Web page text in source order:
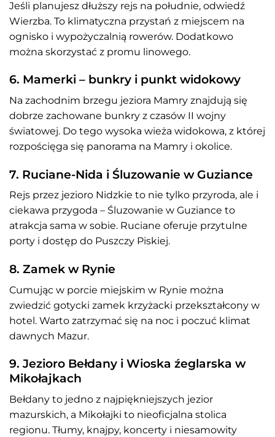
Jeśli planujesz dłuższy rejs na południe, odwiedź
Wierzba. To klimatyczna przystań z miejscem na
ognisko i wypożyczalnią rowerów. Dodatkowo
można skorzystać z promu linowego.
6. Mamerki – bunkry i punkt widokowy
Na zachodnim brzegu jeziora Mamry znajdują się
dobrze zachowane bunkry z czasów II wojny
światowej. Do tego wysoka wieża widokowa, z której
rozpościęga się panorama na Mamry i okolice.
7. Ruciane-Nida i Śluzowanie w Guziance
Rejs przez jezioro Nidzkie to nie tylko przyroda, ale i
ciekawa przygoda – Śluzowanie w Guziance to
atrakcja sama w sobie. Ruciane oferuje przytulne
porty i dostęp do Puszczy Piskiej.
8. Zamek w Rynie
Cumując w porcie miejskim w Rynie można
zwiedzić gotycki zamek krzyżacki przekształcony w
hotel. Warto zatrzymać się na noc i poczuć klimat
dawnych Mazur.
9. Jezioro Bełdany i Wioska źeglarska w
Mikołajkach
Bełdany to jedno z najpiękniejszych jezior
mazurskich, a Mikołajki to nieoficjalna stolica
regionu. Tłumy, knajpy, koncerty i niesamowity